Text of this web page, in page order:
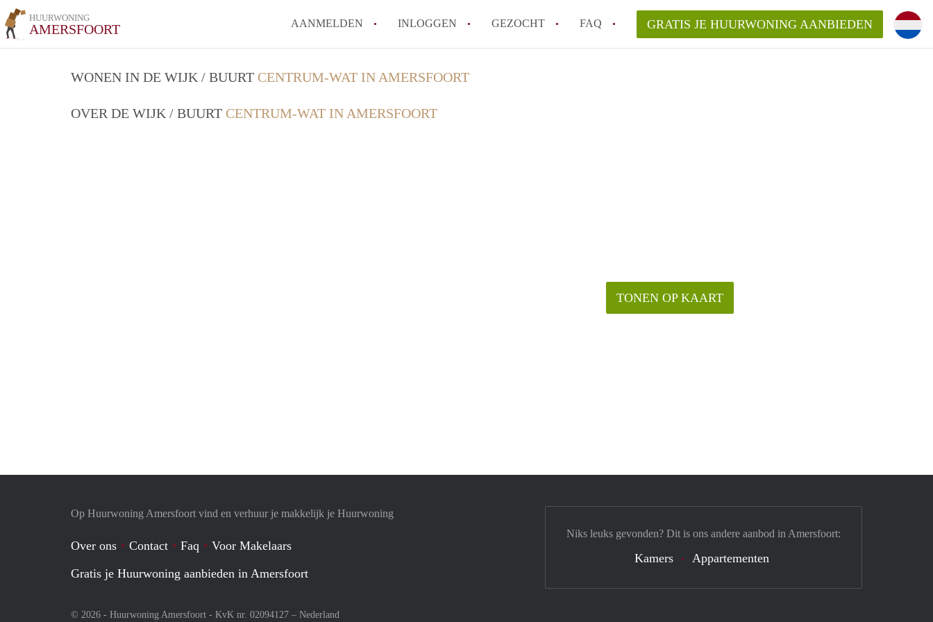
HUURWONING
AMERSFOORT AANMELDEN INLOGGEN GEZOCHT FAQ GRATIS JE HUURWONING AANBIEDEN
WONEN IN DE WIJK / BUURT CENTRUM-WAT IN AMERSFOORT
OVER DE WIJK / BUURT CENTRUM-WAT IN AMERSFOORT
TONEN OP KAART
Op Huurwoning Amersfoort vind en verhuur je makkelijk je Huurwoning
Over ons Contact Faq
Voor Makelaars
Gratis je Huurwoning aanbieden in Amersfoort
© 2026 - Huurwoning Amersfoort - KvK nr. 02094127 – Nederland
Niks leuks gevonden? Dit is ons andere aanbod in Amersfoort:
Kamers Appartementen